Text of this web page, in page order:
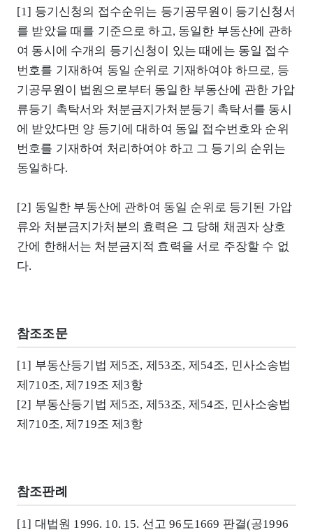
[1] 등기신청의 접수순위는 등기공무원이 등기신청서
를 받았을 때를 기준으로 하고, 동일한 부동산에 관하
여 동시에 수개의 등기신청이 있는 때에는 동일 접수
번호를 기재하여 동일 순위로 기재하여야 하므로, 등
기공무원이 법원으로부터 동일한 부동산에 관한 가압
류등기 촉탁서와 처분금지가처분등기 촉탁서를 동시
에 받았다면 양 등기에 대하여 동일 접수번호와 순위
번호를 기재하여 처리하여야 하고 그 등기의 순위는
동일하다.
[2] 동일한 부동산에 관하여 동일 순위로 등기된 가압
류와 처분금지가처분의 효력은 그 당해 채권자 상호
간에 한해서는 처분금지적 효력을 서로 주장할 수 없
다.
참조조문
[1] 부동산등기법 제5조, 제53조, 제54조, 민사소송법
제710조, 제719조 제3항
[2] 부동산등기법 제5조, 제53조, 제54조, 민사소송법
제710조, 제719조 제3항
참조판례
[1] 대법원 1996. 10. 15. 선고 96도1669 판결(공1996